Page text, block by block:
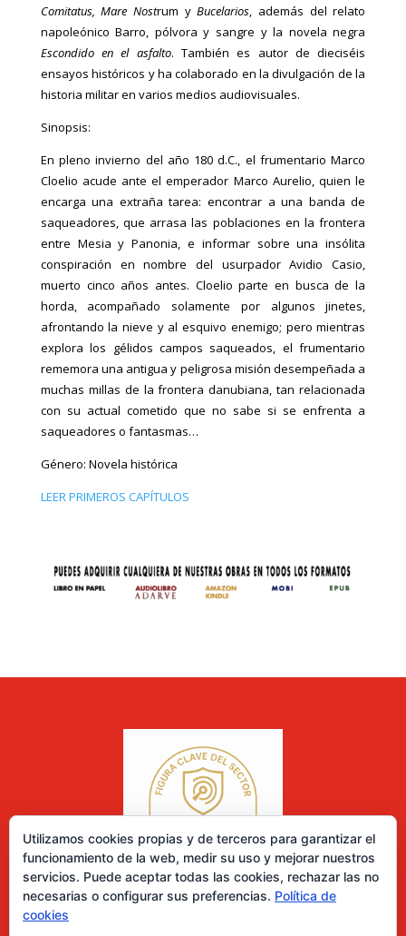
Comitatus, Mare Nostrum yBucelarios, además del relato
napoleónico Barro, pólvora y sangre y la novela negra
Escondido en el asfalto. También es autor de dieciséis
ensayos históricos y ha colaborado en la divulgación de la
historia militar en varios medios audiovisuales.
Sinopsis:
En pleno invierno del año 180 d.C., el frumentario Marco
Cloelio acude ante el emperador Marco Aurelio, quien le
encarga una extraña tarea: encontrar a una banda de
saqueadores, que arrasa las poblaciones en la frontera
entre Mesia y Panonia, e informar sobre una insólita
conspiración en nombre del usurpador Avidio Casio,
muerto cinco años antes. Cloelio parte en busca de la
horda, acompañado solamente por algunos jinetes,
afrontando la nieve y al esquivo enemigo; pero mientras
explora los gélidos campos saqueados, el frumentario
rememora una antigua y peligrosa misión desempeñada a
muchas millas de la frontera danubiana, tan relacionada
con su actual cometido que no sabe si se enfrenta a
saqueadores o fantasmas…
Género: Novela histórica
LEER PRIMEROS CAPÍTULOS
Utilizamos cookies propias y de terceros para garantizar el
funcionamiento de la web, medir su uso y mejorar nuestros
servicios. Puede aceptar todas las cookies, rechazar las no
necesarias o configurar sus preferencias. Política de
cookies